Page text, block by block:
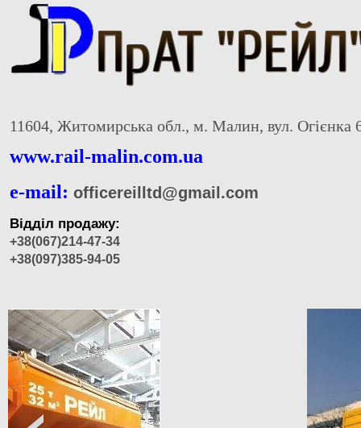
11604, Житомирська обл., м. Малин, вул. Огієнка
www.rail-malin.com.ua
e-mail: officereilltd@gmail.com
Відділ продажу:
+38(067)214-47-34
+38(097)385-94-05